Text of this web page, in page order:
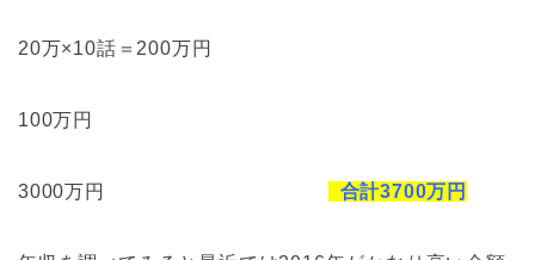
20万×10話＝200万円
100万円
3000万円 合計3700万円